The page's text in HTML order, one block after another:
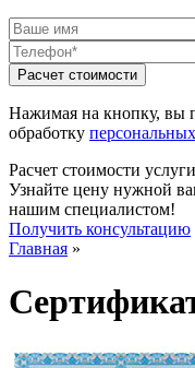
Нажимая на кнопку, вы
обработку
Расчет стоимости услуги
Узнайте цену нужной
нашим специалистом!
Получить консультацию
Главная »